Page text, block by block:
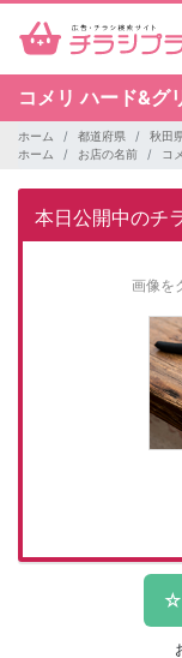
コメリハード&グ
ホーム 都道府県 秋田
ホーム
お店の名前 コ
本日公開中のチ
画像を